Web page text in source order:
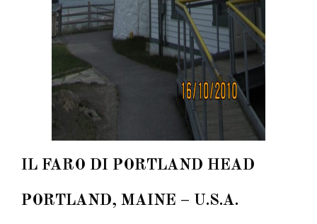
IL FARO DI PORTLAND HEAD
PORTLAND, MAINE – U.S.A.